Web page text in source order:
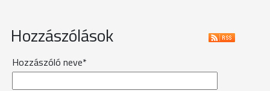
Hozzászólások
Hozzászóló neve*